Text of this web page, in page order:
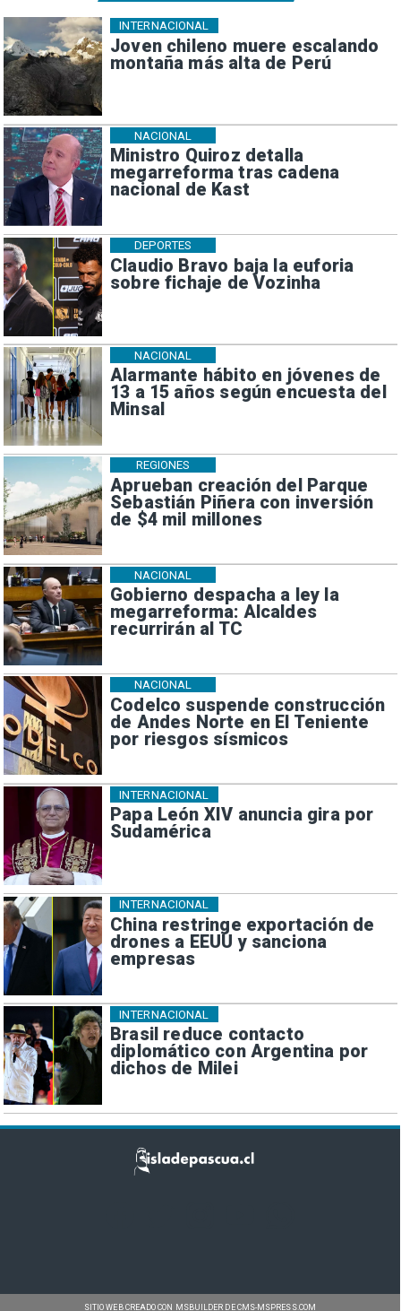
Joven chileno muere escalando
montaña más alta de Perú
INTERNACIONAL
Ministro Quiroz detalla
megarreforma tras cadena
nacional de Kast
NACIONAL
Claudio Bravo baja la euforia
sobre fichaje de Vozinha
DEPORTES
Alarmante hábito en jóvenes de
13 a 15 años según encuesta del
Minsal
NACIONAL
Aprueban creación del Parque
Sebastián Piñera con inversión
de $4 mil millones
REGIONES
Gobierno despacha a ley la
megarreforma: Alcaldes
recurrirán al TC
NACIONAL
Codelco suspende construcción
de Andes Norte en El Teniente
por riesgos sísmicos
NACIONAL
Papa León XIV anuncia gira por
Sudamérica
INTERNACIONAL
China restringe exportación de
drones a EEUU y sanciona
empresas
INTERNACIONAL
Brasil reduce contacto
diplomático con Argentina por
dichos de Milei
INTERNACIONAL
SITIO WEB CREADO CON MSBUILDER DE CMS-MSPRESS.COM